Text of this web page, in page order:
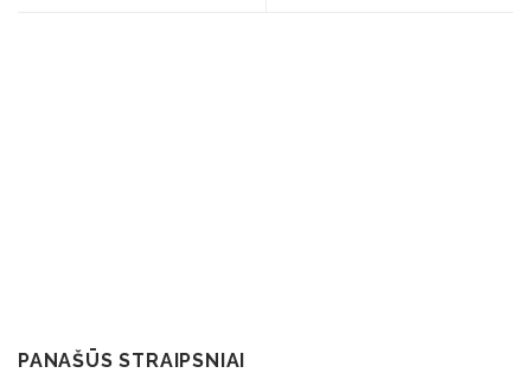
PANAŠŪS STRAIPSNIAI